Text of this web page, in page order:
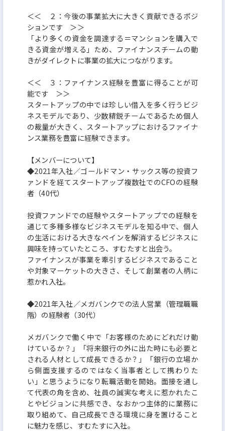
＜＜ ２：今後の事業拡大に大きく貢献できるポジ
ションです ＞＞
「より多くの資金を調達する＝マンションを購入で
きる資金が増える」ため、ファイナンスチームの動
きがダイレクトに事業の拡大につながります。
＜＜ ３：ファイナンス経験を豊富に得ることが可
能です ＞＞
スタートアップの中では珍しい借入を多く行うビジ
ネスモデルであり、少数精鋭チームであるため個人
の裁量が大きく、スタートアップにおけるファイナ
ンス業務を豊富に経験できます。
【メンバーについて】
◆2021年入社／ゴールドマン・サックス等の投資フ
ァンドを経てスタートアップ複数社でのCFOの経験
者（40代）
投資ファンドでの経験やスタートアップでの経験を
通じて多種多様なビジネスモデルを知る中で、個人
の生活における大きなペインを解消するビジネスに
興味を持っていたところ、すむたすと出会う。
ファイナンスが事業を牽引するビジネスであること
や対象マーケットの大きさ、そして創業者の人柄に
惹かれ入社。
◆2021年入社／メガバンクでの法人営業（管理職職
階）の経験者（30代）
メガバンクで働く中で「お客様のためにどれだけ動
けているか？」「将来銀行の外に出た時にも必要と
される人材として成長できるか？」「銀行の立場か
ら側面支援するのではなく当事者として携わりた
い」と思うようになり転職活動を開始。面接を通し
て代表の角を含め、社員の誠実な考えに惹かれたこ
とやビジョンに共感でき、なおかつ主体的に業務に
取り組めて、自己成長できる環境に身を置けること
に魅力を感じ、すむたすに入社。